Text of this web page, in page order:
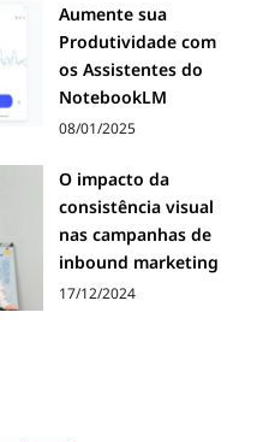
Aumente sua
Produtividade com
os Assistentes do
NotebookLM
08/01/2025
O impacto da
consistência visual
nas campanhas de
inbound marketing
17/12/2024